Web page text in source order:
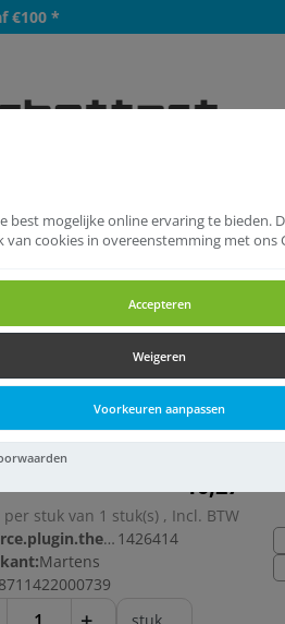
best mogelijke online ervaring te bieden.
van cookies in overeenstemming met ons
Accepteren
Weigeren
Voorkeuren aanpassen
€100 *
Buitenriolering, pvc
pvc
bocht dw 1xmm 45
10,27
per stuk van 1 stuk(s) , Incl. BTW
dimerce.plugin.theme.productnr: 1426414
Martens
8711422000739